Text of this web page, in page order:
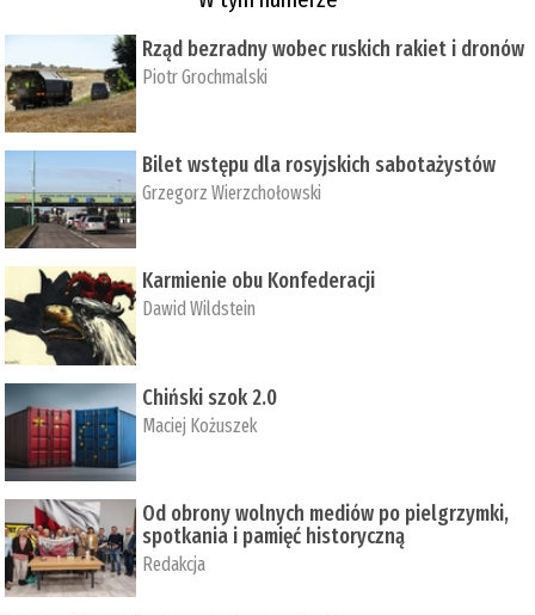
Rząd bezradny wobec ruskich rakiet i dronów
Piotr Grochmalski
Bilet wstępu dla rosyjskich sabotażystów
Grzegorz Wierzchołowski
Karmienie obu Konfederacji
Dawid Wildstein
Chiński szok 2.0
Maciej Kożuszek
Od obrony wolnych mediów po pielgrzymki,
spotkania i pamięć historyczną
Redakcja